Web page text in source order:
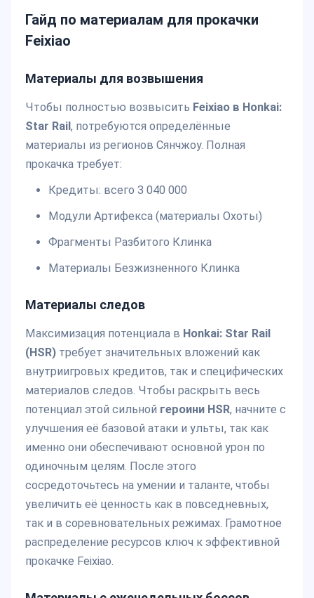
Гайд по материалам для прокачки
Feixiao
Материалы для возвышения
Чтобы полностью возвысить Feixiao в Honkai:
Star Rail, потребуются определённые
материалы из регионов Сянчжоу. Полная
прокачка требует:
Кредиты: всего 3 040 000
Модули Артифекса (материалы Охоты)
Фрагменты Разбитого Клинка
Материалы Безжизненного Клинка
Материалы следов
Максимизация потенциала в Honkai: Star Rail
(HSR) требует значительных вложений как
внутриигровых кредитов, так и специфических
материалов следов. Чтобы раскрыть весь
потенциал этой сильной героини HSR, начните с
улучшения её базовой атаки и ульты, так как
именно они обеспечивают основной урон по
одиночным целям. После этого
сосредоточьтесь на умении и таланте, чтобы
увеличить её ценность как в повседневных,
так и в соревновательных режимах. Грамотное
распределение ресурсов ключ к эффективной
прокачке Feixiao.